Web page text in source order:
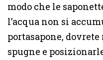
modo che le
l’acqua non si
portasapone,
spugne e